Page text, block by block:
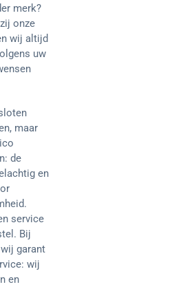
merk?
onze
wij altijd
uw
maar
de
en
service
Bij
garant
wij
en